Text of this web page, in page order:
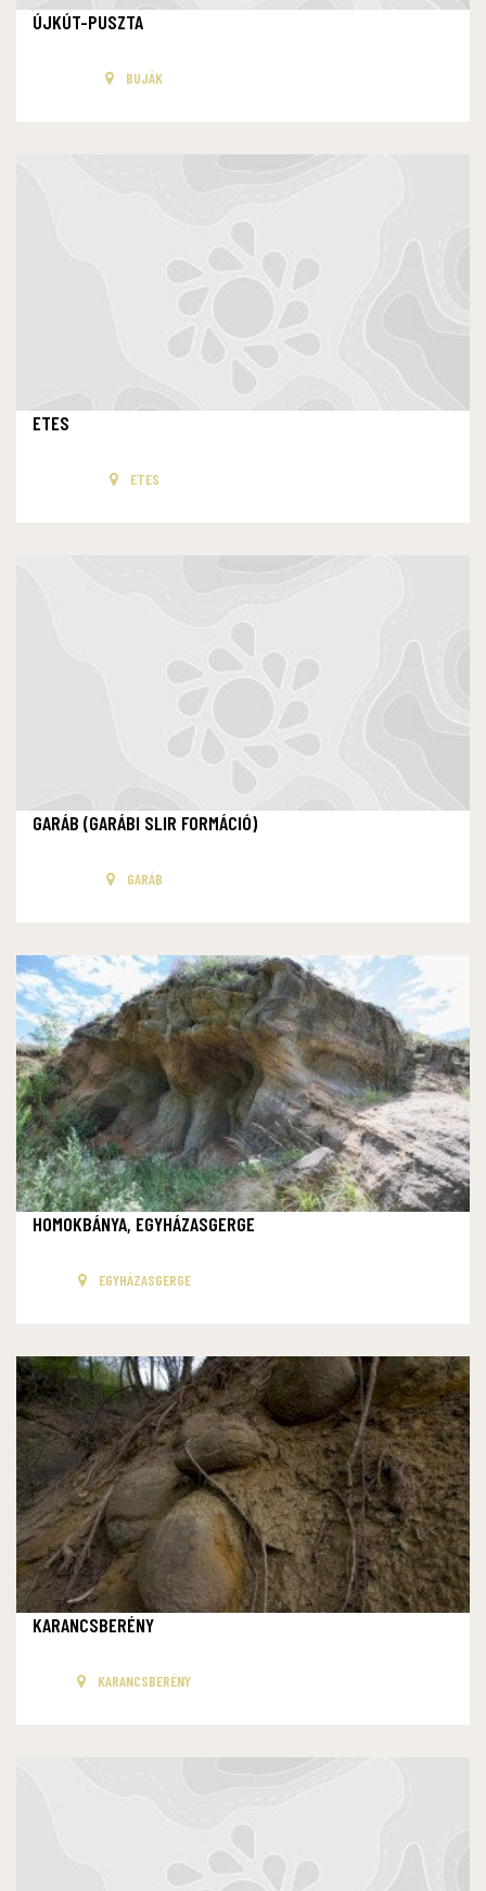
ÚJKÚT-PUSZTA
BUJÁK
ETES
ETES
GARÁB (GARÁBI SLIR FORMÁCIÓ)
GARÁB
HOMOKBÁNYA, EGYHÁZASGERGE
EGYHÁZASGERGE
KARANCSBERÉNY
KARANCSBERÉNY